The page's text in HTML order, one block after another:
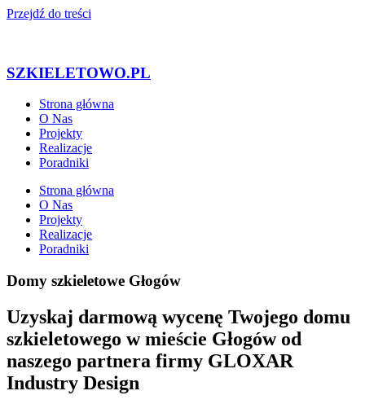
Przejdź do treści
SZKIELETOWO.PL
Strona główna
O Nas
Projekty
Realizacje
Poradniki
Strona główna
O Nas
Projekty
Realizacje
Poradniki
Domy szkieletowe Głogów
Uzyskaj darmową wycenę Twojego domu
szkieletowego w mieście Głogów od
naszego partnera firmy GLOXAR
Industry Design